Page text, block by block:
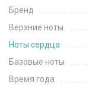
Бренд
Верхние ноты
Ноты сердца
Базовые ноты
Время года